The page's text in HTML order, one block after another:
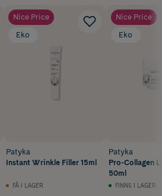
Nice Price
Eko
Patyka
Instant Wrinkle Filler 15ml
FÅ I LAGER
Nice Price
Eko
Patyka
Pro-Collagen
50ml
FINNS I LAGER